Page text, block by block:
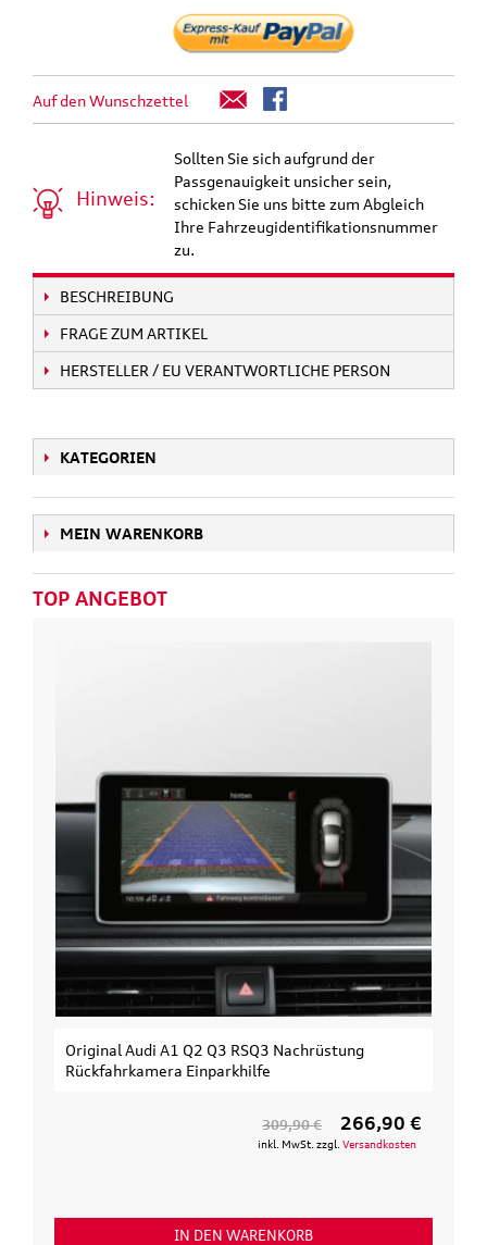
Auf den Wunschzettel
Hinweis:
Sollten Sie sich aufgrund der
Passgenauigkeit unsicher sein,
schicken Sie uns bitte zum Abgleich
Ihre Fahrzeugidentifikationsnummer
zu.
BESCHREIBUNG
FRAGE ZUM ARTIKEL
HERSTELLER / EU VERANTWORTLICHE PERSON
KATEGORIEN
MEIN WARENKORB
TOP ANGEBOT
Original Audi A1 Q2 Q3 RSQ3 Nachrüstung
Rückfahrkamera Einparkhilfe
309,90 € 266,90 €
inkl. MwSt. zzgl. Versandkosten
IN DEN WARENKORB